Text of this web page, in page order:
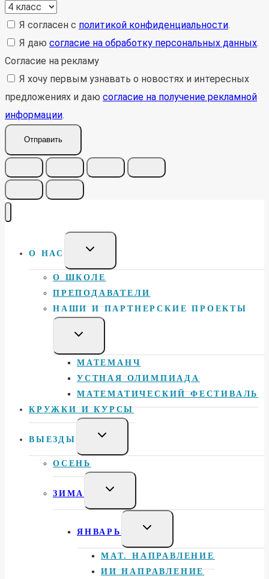
Я согласен с политикой конфиденциальности.
Я даю согласие на обработку персональных данных.
Согласие на рекламу
Я хочу первым узнавать о новостях и интересных
предложениях и даю согласие на получение рекламной
информации.
Отправить
О НАС
Toggle
menu
О ШКОЛЕ
ПРЕПОДАВАТЕЛИ
НАШИ И ПАРТНЕРСКИЕ ПРОЕКТЫ
Toggle
menu
МАТЕМАНЧ
УСТНАЯ ОЛИМПИАДА
МАТЕМАТИЧЕСКИЙ ФЕСТИВАЛЬ
КРУЖКИ И КУРСЫ
ВЫЕЗДЫ
Toggle
menu
ОСЕНЬ
ЗИМА
Toggle
menu
ЯНВАРЬ
Toggle
menu
МАТ. НАПРАВЛЕНИЕ
ИИ НАПРАВЛЕНИЕ